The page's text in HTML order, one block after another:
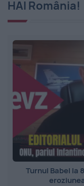
HAI România!
Turnul Babel la